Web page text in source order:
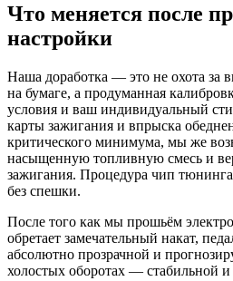
Что меняется после
настройки
Наша доработка — это не охота за
на бумаге, а продуманная
условия и ваш индивидуальный
карты зажигания и впрыска
критического минимума, мы же
насыщенную топливную смесь и
зажигания. Процедура чип
без спешки.
После того как мы прошьём
обретает замечательный накат,
абсолютно прозрачной и
холостых оборотах — стабильной